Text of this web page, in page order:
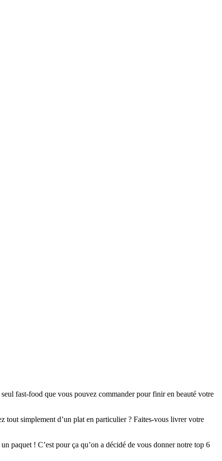
fast-food que vous pouvez commander pour finir en beauté votre
tout simplement d’un plat en particulier ? Faites-vous livrer votre
paquet ! C’est pour ça qu’on a décidé de vous donner notre top 6